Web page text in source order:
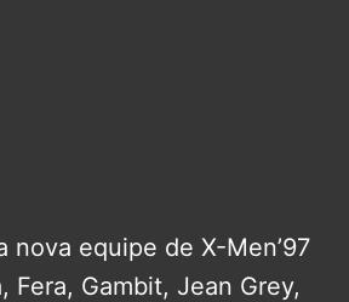
nova equipe de X-Men’97
Fera, Gambit, Jean Grey,